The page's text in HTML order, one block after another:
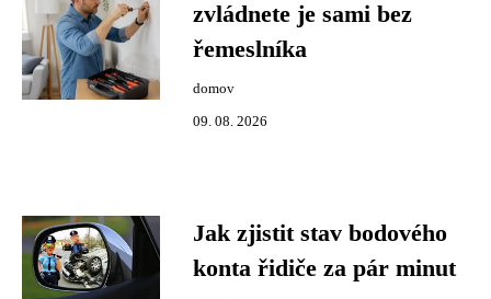
zvládnete je sami bez
řemeslníka
domov
09. 08. 2026
Jak zjistit stav bodového
konta řidiče za pár minut